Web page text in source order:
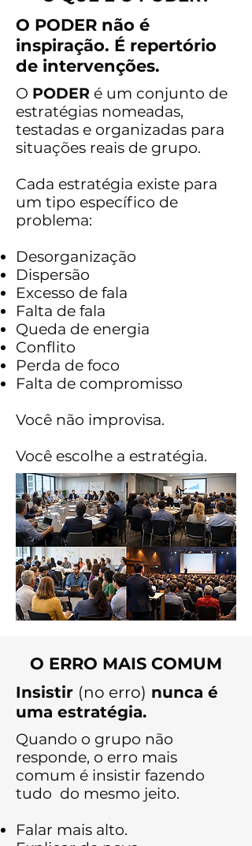
O PODER não é
inspiração. É repertório
de intervenções.
O PODER é um conjunto de
estratégias nomeadas,
testadas e organizadas para
situações reais de grupo.
Cada estratégia existe para
um tipo específico de
problema:
Desorganização
Dispersão
Excesso de fala
Falta de fala
Queda de energia
Conflito
Perda de foco
Falta de compromisso
Você não improvisa.
Você escolhe a estratégia.
O ERRO MAIS COMUM
Insistir (no erro) nunca é
uma estratégia.
Quando o grupo não
responde, o erro mais
comum é insistir fazendo
tudo do mesmo jeito.
Falar mais alto.